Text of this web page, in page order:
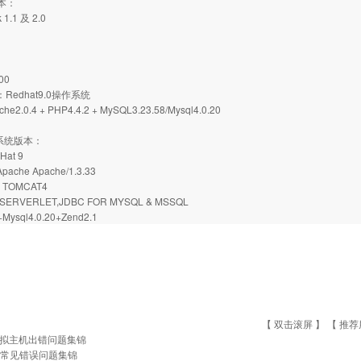
1.1 及 2.0
Redhat9.0操作系统
+ PHP4.4.2 + MySQL3.23.58/Mysql4.0.20
版本：
9
Apache/1.3.33
FOR MYSQL & MSSQL
【 双击滚屏 】 【 推荐
主机出错问题集锦
见错误问题集锦